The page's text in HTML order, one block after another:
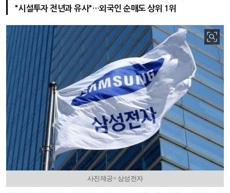
"시설투자 전년과 유사"…외국인 순매도 상위 1위
사진제공= 삼성전자